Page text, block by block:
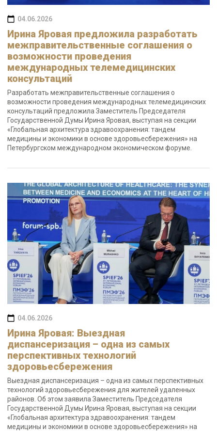
04.06.2026
Ирина Яровая предложила разработать
межправительственные соглашения о
возможности проведения
международных телемедицинских
консультаций
Разработать межправительственные соглашения о
возможности проведения международных телемедицинских
консультаций предложила Заместитель Председателя
Государственной Думы Ирина Яровая, выступая на секции
«Глобальная архитектура здравоохранения: тандем
медицины и экономики в основе здоровьесбережения» на
Петербургском международном экономическом форуме.
04.06.2026
Ирина Яровая: Выездная
диспансеризация – одна из самых
перспективных технологий
здоровьесбережения
Выездная диспансеризация – одна из самых перспективных
технологий здоровьесбережения для жителей удаленных
районов. Об этом заявила Заместитель Председателя
Государственной Думы Ирина Яровая, выступая на секции
«Глобальная архитектура здравоохранения: тандем
медицины и экономики в основе здоровьесбережения» на